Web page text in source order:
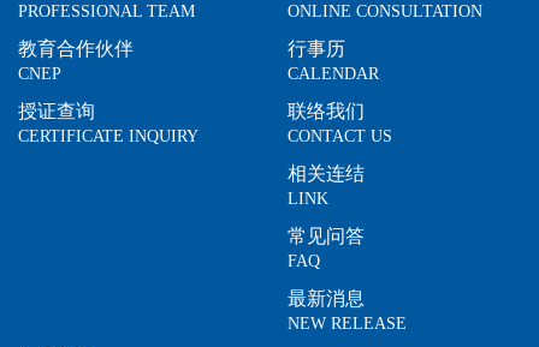
PROFESSIONAL TEAM
教育合作伙伴
CNEP
授证查询
CERTIFICATE INQUIRY
ONLINE CONSULTATION
行事历
CALENDAR
联络我们
CONTACT US
相关连结
LINK
常见问答
FAQ
最新消息
NEW RELEASE